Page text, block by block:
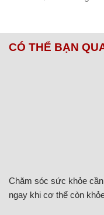
CÓ THỂ BẠN
Chăm sóc sức khỏe
ngay khi cơ thể còn